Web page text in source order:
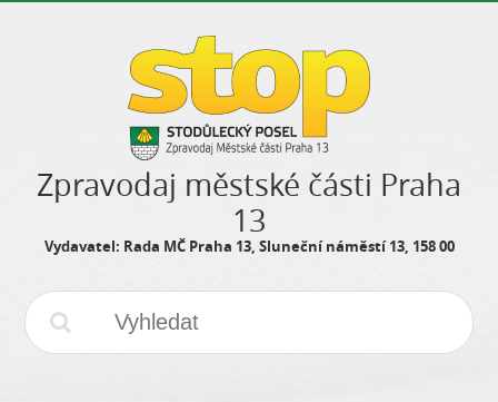
Zpravodaj městské části Praha
13
Vydavatel: Rada MČ Praha 13, Sluneční náměstí 13, 158 00